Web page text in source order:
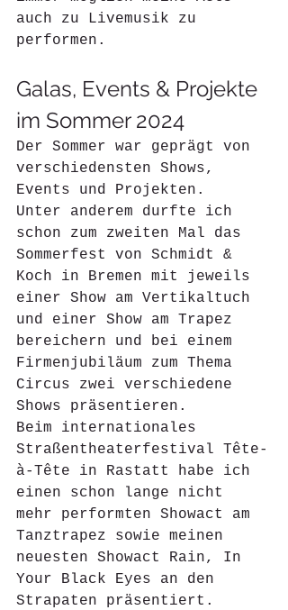
auch zu Livemusik zu
performen.
Galas, Events & Projekte
im Sommer 2024
Der Sommer war geprägt von
verschiedensten Shows,
Events und Projekten.
Unter anderem durfte ich
schon zum zweiten Mal das
Sommerfest von Schmidt &
Koch in Bremen mit jeweils
einer Show am Vertikaltuch
und einer Show am Trapez
bereichern und bei einem
Firmenjubiläum zum Thema
Circus zwei verschiedene
Shows präsentieren.
Beim internationales
Straßentheaterfestival Tête-
à-Tête in Rastatt
habe ich
einen schon lange nicht
mehr performten Showact am
Tanztrapez sowie meinen
neuesten Showact Rain, In
Your Black Eyes an den
Strapaten präsentiert.